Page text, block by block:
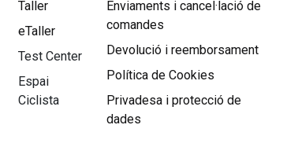
Taller
eTaller
Test Center
Espai
Ciclista
Enviaments i cancel·lació de
comandes
Devolució i reemborsament
Política de Cookies
Privadesa i protecció de
dades